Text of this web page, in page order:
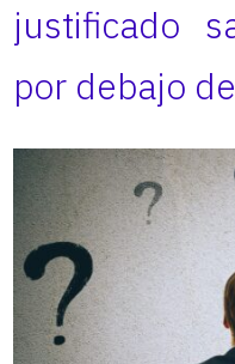
justificado
por debajo